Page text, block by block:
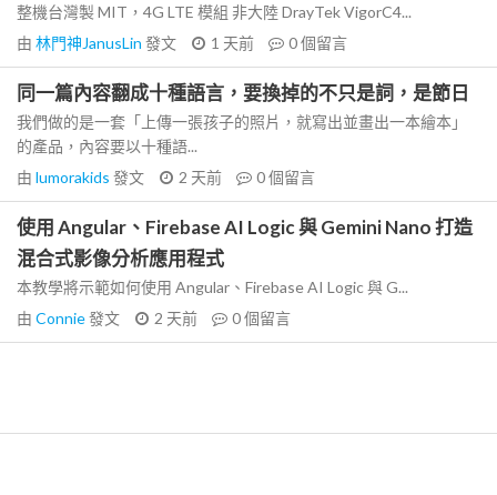
整機台灣製 MIT，4G LTE 模組 非大陸 DrayTek VigorC4...
由 林門神JanusLin 發文 1 天前 0個留言
同一篇內容翻成十種語言，要換掉的不只是詞，是節日
我們做的是一套「上傳一張孩子的照片，就寫出並畫出一本繪本」
的產品，內容要以十種語...
由 lumorakids 發文 2 天前 0個留言
使用 Angular、Firebase AI Logic 與 Gemini Nano 打造
混合式影像分析應用程式
本教學將示範如何使用 Angular、Firebase AI Logic 與 G...
由 Connie發文 2 天前 0個留言